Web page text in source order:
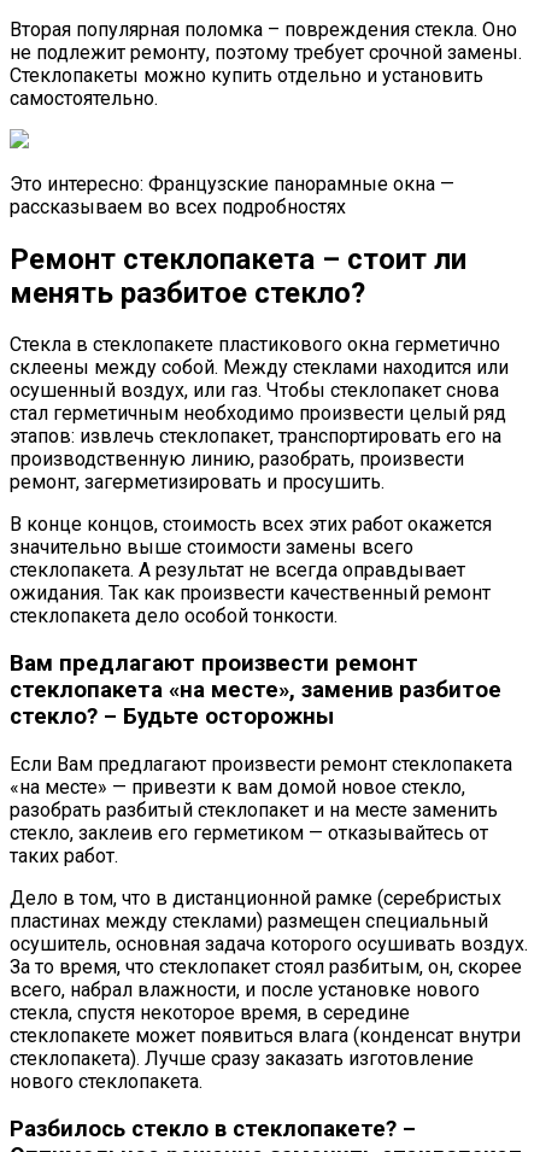
Вторая популярная поломка – повреждения стекла. Оно
не подлежит ремонту, поэтому требует срочной замены.
Стеклопакеты можно купить отдельно и установить
самостоятельно.
Это интересно: Французские панорамные окна —
рассказываем во всех подробностях
Ремонт стеклопакета – стоит ли
менять разбитое стекло?
Стекла в стеклопакете пластикового окна герметично
склеены между собой. Между стеклами находится или
осушенный воздух, или газ. Чтобы стеклопакет снова
стал герметичным необходимо произвести целый ряд
этапов: извлечь стеклопакет, транспортировать его на
производственную линию, разобрать, произвести
ремонт, загерметизировать и просушить.
В конце концов, стоимость всех этих работ окажется
значительно выше стоимости замены всего
стеклопакета. А результат не всегда оправдывает
ожидания. Так как произвести качественный ремонт
стеклопакета дело особой тонкости.
Вам предлагают произвести ремонт
стеклопакета «на месте», заменив разбитое
стекло? – Будьте осторожны
Если Вам предлагают произвести ремонт стеклопакета
«на месте» — привезти к вам домой новое стекло,
разобрать разбитый стеклопакет и на месте заменить
стекло, заклеив его герметиком — отказывайтесь от
таких работ.
Дело в том, что в дистанционной рамке (серебристых
пластинах между стеклами) размещен специальный
осушитель, основная задача которого осушивать воздух.
За то время, что стеклопакет стоял разбитым, он, скорее
всего, набрал влажности, и после установке нового
стекла, спустя некоторое время, в середине
стеклопакете может появиться влага (конденсат внутри
стеклопакета). Лучше сразу заказать изготовление
нового стеклопакета.
Разбилось стекло в стеклопакете? –